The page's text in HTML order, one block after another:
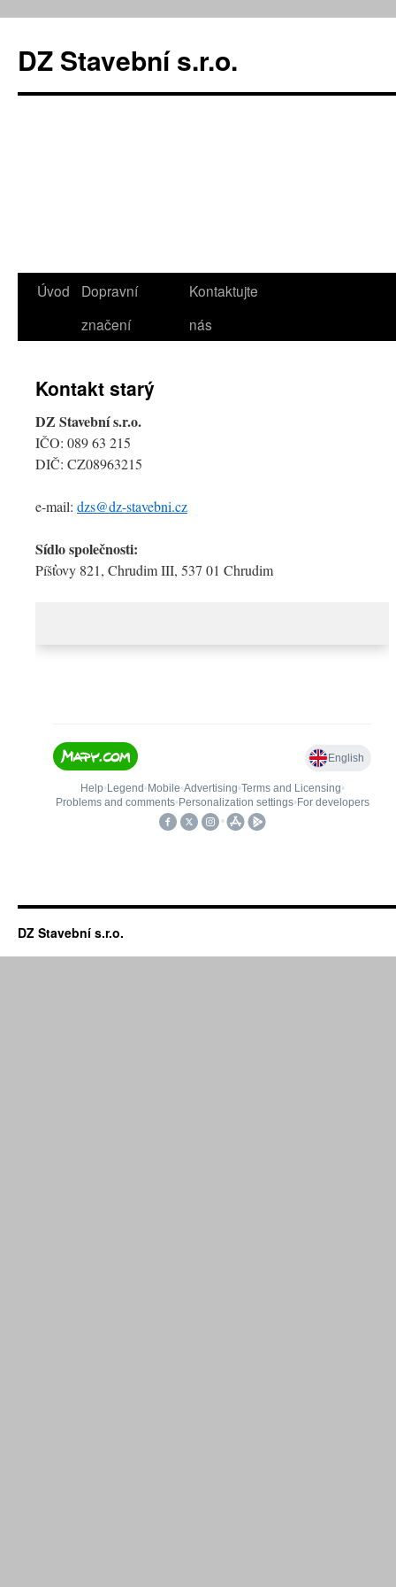
DZ Stavební s.r.o.
Přejít
webu
Úvod
Dopravní
značení
Kontaktujte
nás
Kontakt starý
DZ Stavební s.r.o.
IČO: 089 63 215
DIČ: CZ08963215
e-mail: dzs@dz-stavebni.cz
Sídlo společnosti:
Píšťovy 821, Chrudim III, 537 01 Chrudim
DZ Stavební s.r.o.